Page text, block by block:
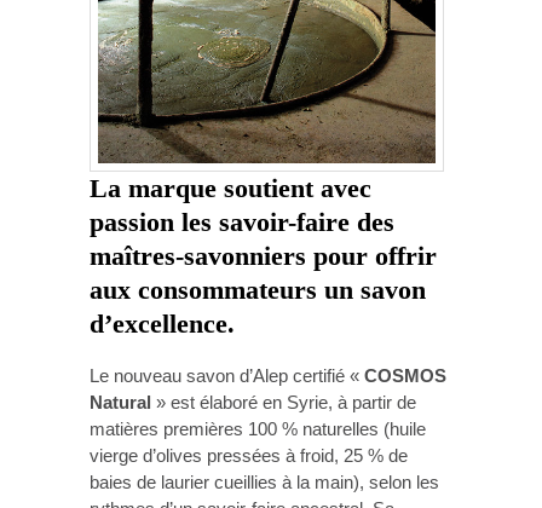
La marque soutient avec
passion les savoir-faire des
maîtres-savonniers pour offrir
aux consommateurs un savon
d’excellence.
Le nouveau savon d’Alep certifié « COSMOS
Natural » est élaboré en Syrie, à partir de
matières premières 100 % naturelles (huile
vierge d’olives pressées à froid, 25 % de
baies de laurier cueillies à la main), selon les